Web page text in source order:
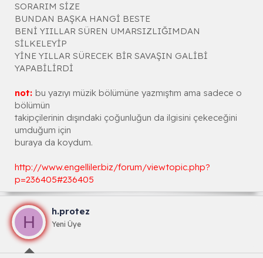
SORARIM SİZE
BUNDAN BAŞKA HANGİ BESTE
BENİ YIILLAR SÜREN UMARSIZLIĞIMDAN
SİLKELEYİP
YİNE YILLAR SÜRECEK BİR SAVAŞIN GALİBİ
YAPABİLİRDİ
not: bu yazıyı müzik bölümüne yazmıştım ama sadece o
bölümün
takipçilerinin dışındaki çoğunluğun da ilgisini çekeceğini
umduğum için
buraya da koydum.
http://www.engelliler.biz/forum/viewtopic.php?
p=236405#236405
H
h.protez
Yeni Üye